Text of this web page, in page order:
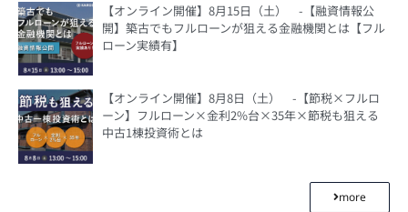
【オンライン開催】8月15日（土） -【融資情報公
開】築古でもフルローンが狙える金融機関とは【フル
ローン実績有】
【オンライン開催】8月8日（土） -【節税×フルロ
ーン】フルローン×金利2%台×35年×節税も狙える
中古1棟投資術とは
more